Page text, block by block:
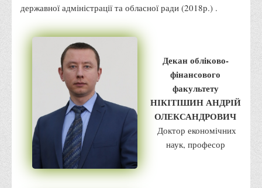
Технічних засобів навчання
Редакційно-видавничий
Розвитку кар’єри
Ресурсний центр зі сталого розвитку
Моніторингу якості освітнього процесу та інноваційного
розвитку
Грантових проєктів
Грантові проєкти ВТЕІ ДТЕУ
Підтримки технологій та інновацій (TISC)
державної адміністрації та обласної ради (2018р.) .
Декан обліково-
фінансового
факультету
НІКІТІШИН АНДРІЙ
ОЛЕКСАНДРОВИЧ
Доктор економічних
наук, професор